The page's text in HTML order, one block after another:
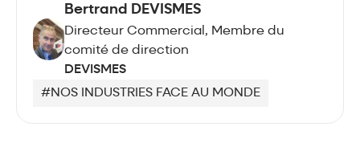
Bertrand DEVISMES
Directeur Commercial, Membre du
comité de direction
DEVISMES
#NOS INDUSTRIES FACE AU MONDE